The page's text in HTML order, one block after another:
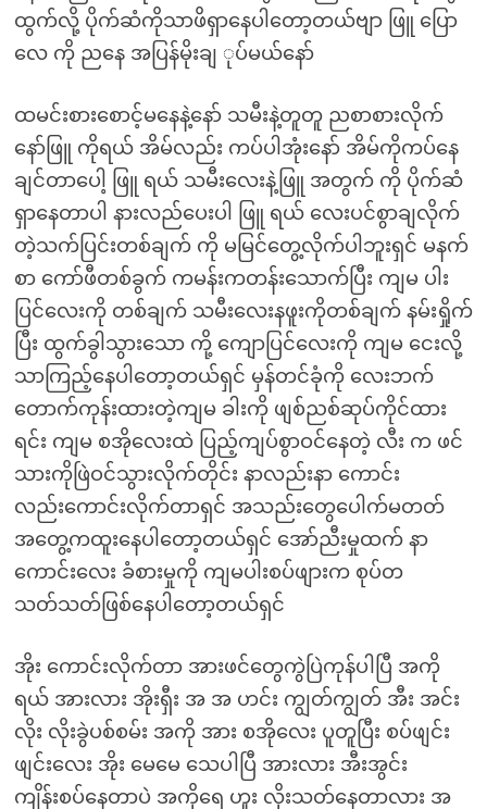
ထွက်လို့ ပိုက်ဆံကိုသာဖိရှာနေပါတော့တယ်ဗျာ ဖြူ ပြော
လေ ကို ညနေ အပြန်မိုးချ ုပ်မယ်နော်
ထမင်းစားစောင့်မနေနဲ့နော် သမီးနဲ့တူတူ ညစာစားလိုက်
နော်ဖြူ ကိုရယ် အိမ်လည်း ကပ်ပါအုံးနော် အိမ်ကိုကပ်နေ
ချင်တာပေါ့ ဖြူ ရယ် သမီးလေးနဲ့ဖြူ အတွက် ကို ပိုက်ဆံ
ရှာနေတာပါ နားလည်ပေးပါ ဖြူ ရယ် လေးပင်စွာချလိုက်
တဲ့သက်ပြင်းတစ်ချက် ကို မမြင်တွေ့လိုက်ပါဘူးရှင် မနက်
စာ ကော်ဖီတစ်ခွက် ကမန်းကတန်းသောက်ပြီး ကျမ ပါး
ပြင်လေးကို တစ်ချက် သမီးလေးနဖူးကိုတစ်ချက် နမ်းရှိုက်
ပြီး ထွက်ခွါသွားသော ကို့ ကျောပြင်လေးကို ကျမ ငေးလို့
သာကြည့်နေပါတော့တယ်ရှင် မှန်တင်ခုံကို လေးဘက်
တောက်ကုန်းထားတဲ့ကျမ ခါးကို ဖျစ်ညစ်ဆုပ်ကိုင်ထား
ရင်း ကျမ စအိုလေးထဲ ပြည့်ကျပ်စွာဝင်နေတဲ့ လီး က ဖင်
သားကိုဖြဲဝင်သွားလိုက်တိုင်း နာလည်းနာ ကောင်း
လည်းကောင်းလိုက်တာရှင် အသည်းတွေပေါက်မတတ်
အတွေ့ကထူးနေပါတော့တယ်ရှင် အော်ညီးမှုထက် နာ
ကောင်းလေး ခံစားမှုကို ကျမပါးစပ်ဖျားက စုပ်တ
သတ်သတ်ဖြစ်နေပါတော့တယ်ရှင်
အိုး ကောင်းလိုက်တာ အားဖင်တွေကွဲပြဲကုန်ပါပြီ အကို
ရယ် အားလား အိုးရှီး အ အ ဟင်း ကျွတ်ကျွတ် အီး အင်း
လိုး လိုးခွဲပစ်စမ်း အကို အား စအိုလေး ပူတူပြီး စပ်ဖျင်း
ဖျင်းလေး အိုး မေမေ သေပါပြီ အားလား အီးအွင်း
ကျိန်းစပ်နေတာပဲ အကိုရေ ဟူး လိုးသတ်နေတာလား အ